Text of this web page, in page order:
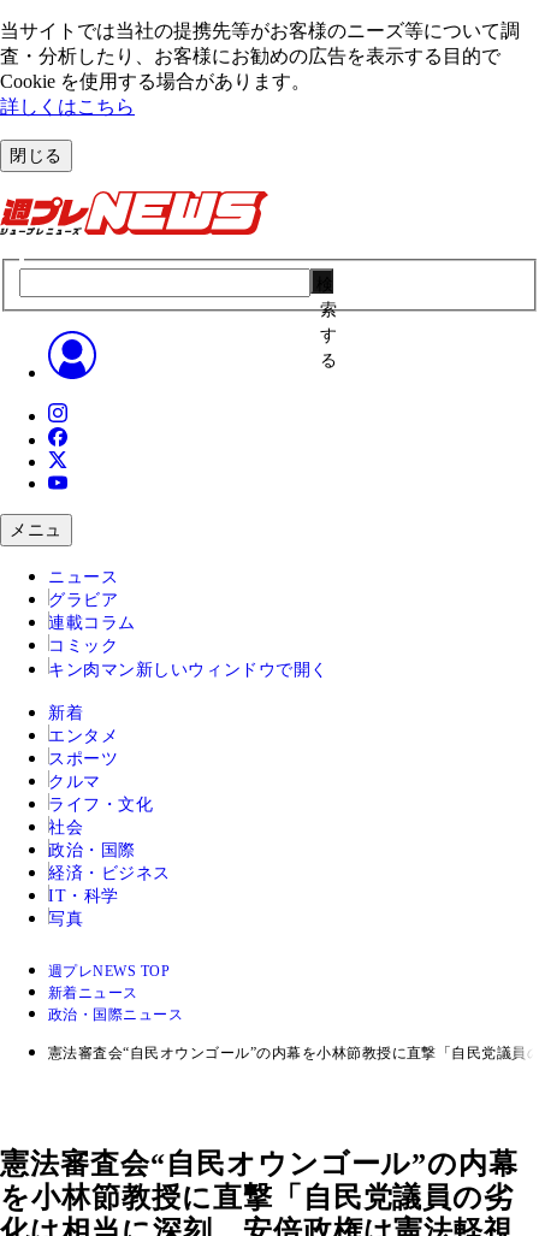
当サイトでは当社の提携先等がお客様のニーズ等について調
査・分析したり、お客様にお勧めの広告を表⽰する⽬的で
Cookie を使⽤する場合があります。
詳しくはこちら
閉じる
索
す
る
メニュ
ニュース
グラビア
連載コラム
コミック
キン肉マン 新しいウィンドウで開く
新着
エンタメ
スポーツ
クルマ
ライフ・文化
社会
政治・国際
経済・ビジネス
IT・科学
写真
週プレNEWS TOP
新着ニュース
政治・国際ニュース
憲法審査会“自民オウンゴール”の内幕を小林節教授に直撃「自民党議
憲法審査会“自民オウンゴール”の内幕
を小林節教授に直撃「自民党議員の劣